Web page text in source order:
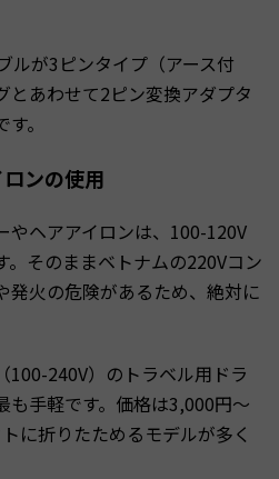
ルが3ピンタイプ（アース付
とあわせて2ピン変換アダプタ
。
ンの使用
やヘアアイロンは、100-120V
そのままベトナムの220Vコン
発火の危険があるため、絶対に
100-240V）のトラベル用ドラ
も手軽です。価格は3,000円〜
に折りたためるモデルが多く